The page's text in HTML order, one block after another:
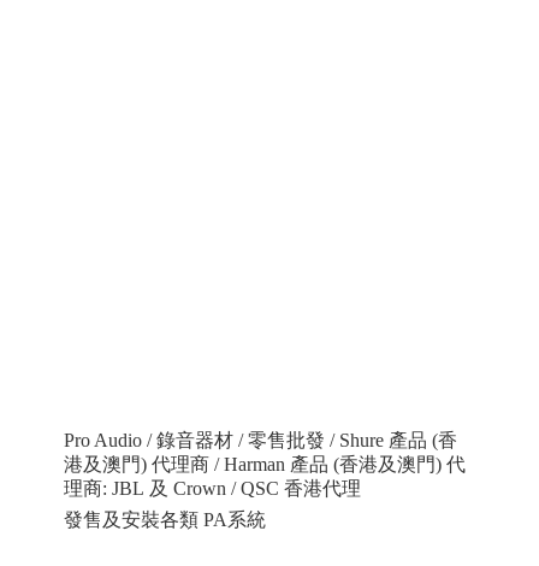
Pro Audio / 錄音器材 / 零售批發 / Shure 產品 (香
港及澳門) 代理商 / Harman 產品 (香港及澳門) 代
理商: JBL 及 Crown / QSC 香港代理
發售及安裝各類 PA系統